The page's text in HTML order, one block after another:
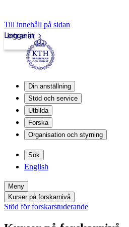
Till innehåll på sidan
Intranät
Logga in
Din anställning
Stöd och service
Utbilda
Forska
Organisation och styrning
Sök
English
Meny
Kurser på forskarnivå
Stöd för forskarstuderande